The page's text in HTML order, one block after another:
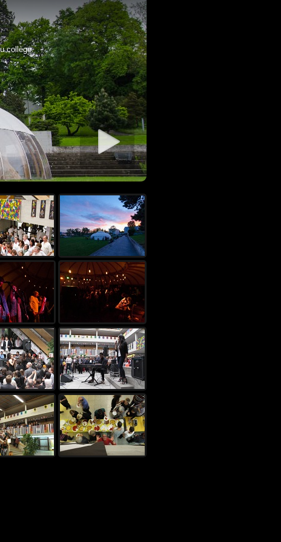
collège.
diaporama